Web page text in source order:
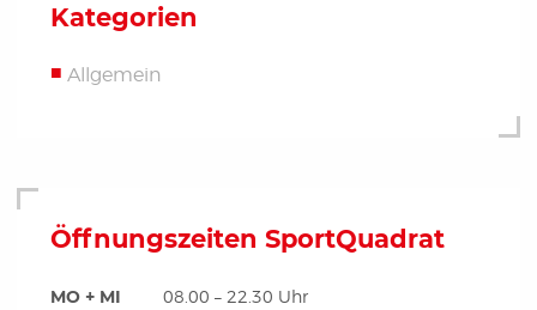
Kategorien
Allgemein
Öffnungszeiten SportQuadrat
MO + MI 08.00 – 22.30 Uhr